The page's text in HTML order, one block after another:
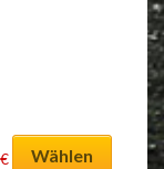
€
Wählen